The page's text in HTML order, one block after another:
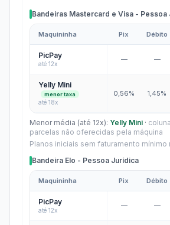
Bandeiras Mastercard e Visa - Pessoa
Maquininha Pix Débito
PicPay
até 12x
— —
Yelly Mini
menor taxa
até 18x
0,56% 1,45%
Menor média (até 12x): Yelly Mini ·
parcelas não oferecidas pela máquina
Planos iniciais sem faturamento mínimo
Bandeira Elo - Pessoa Jurídica
Maquininha Pix Débito
PicPay
até 12x
— —